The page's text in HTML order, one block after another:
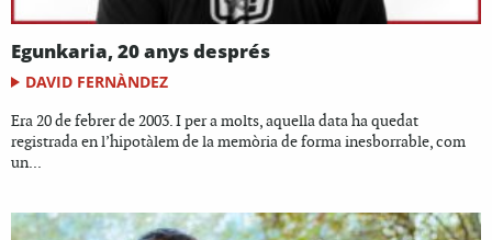
Egunkaria, 20 anys després
DAVID FERNÀNDEZ
Era 20 de febrer de 2003. I per a molts, aquella data ha quedat
registrada en l’hipotàlem de la memòria de forma inesborrable, com
un...